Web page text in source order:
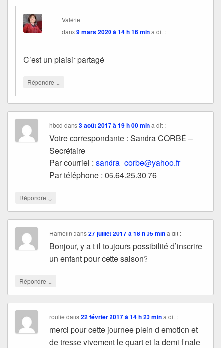
Valérie
dans9 mars 2020 à 14 h 16 mina dit :
C’est un plaisir partagé
Répondre ↓
hbcd dans3 août 2017 à 19 h 00 min a dit :
Votre correspondante : Sandra CORBÉ –
Secrétaire
Par courriel :sandra_corbe@yahoo.fr
Par téléphone : 06.64.25.30.76
Répondre ↓
Hamelin dans27 juillet 2017 à 18 h 05 min a dit :
Bonjour, y a t il toujours possibilité d’inscrire
un enfant pour cette saison?
Répondre ↓
roulie dans22 février 2017 à 14 h 20 min a dit :
merci pour cette journee plein d emotion et
de tresse vivement le quart et la demi finale